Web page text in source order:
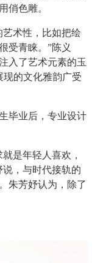
俏色雕。
术性，比如把绘
受青睐。”陈义
入了艺术元素的玉
现的文化雅韵广受
毕业后，专业设计
是年轻人喜欢，
，与时代接轨的
朱芳妤认为，除了